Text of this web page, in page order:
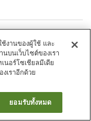
หาร
งานของผู้ใช้ และ
บนเว็บไซต์ของเรา
นอร์โซเชียลมีเดีย
เราอีกด้วย
ยอมรับทั้งหมด